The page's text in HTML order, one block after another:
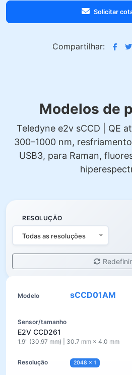
Solicitar
Compartilhar:
Modelos de
Teledyne e2v sCCD | QE
300–1000 nm,
USB3, para Raman,
RESOLUÇÃO
Todas as resoluções
Redefinir
sCCD01AM
E2V CCD261
1.9" (30.97 mm) | 30.7 mm × 4.0 mm
2048 × 1